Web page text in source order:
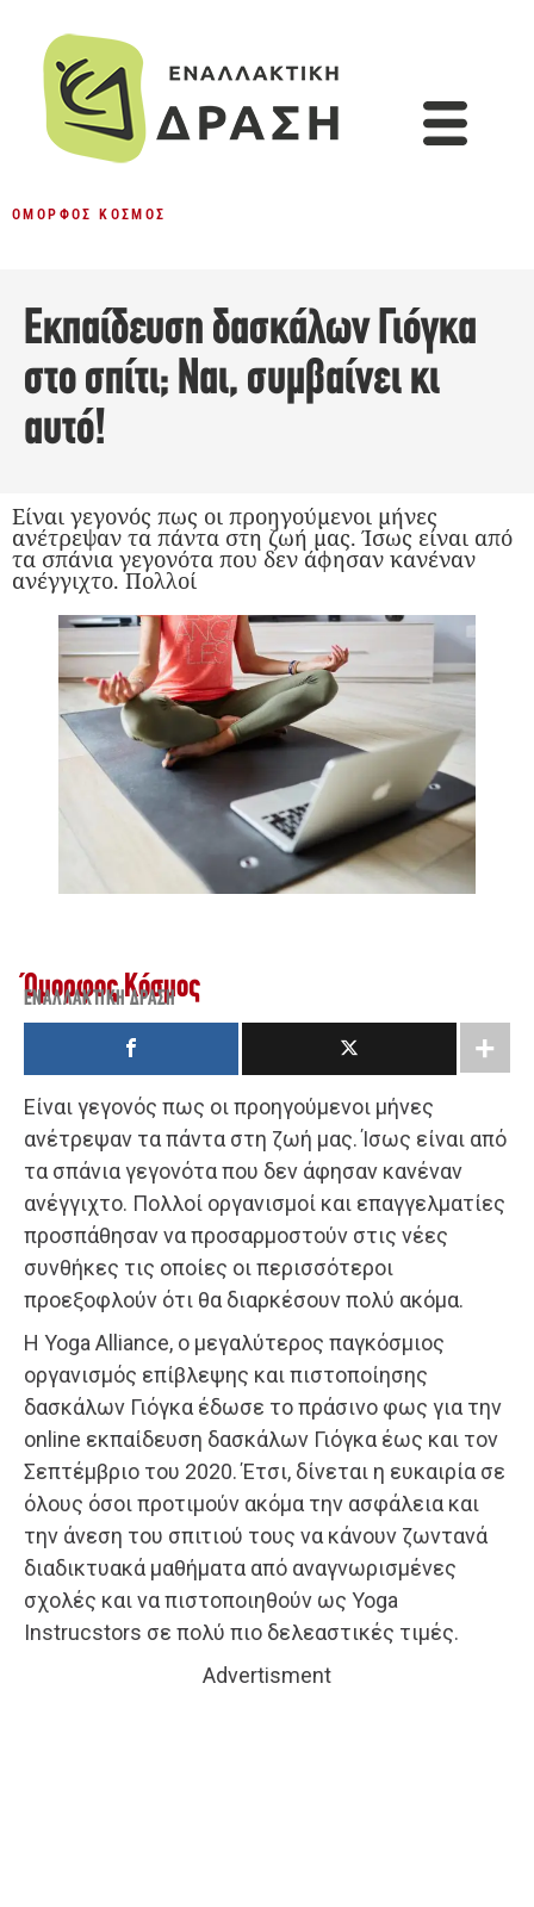
ΌΜΟΡΦΟΣ ΚΌΣΜΟΣ
Εκπαίδευση δασκάλων Γιόγκα
στο σπίτι; Ναι, συμβαίνει κι
αυτό!
Είναι γεγονός πως οι προηγούμενοι μήνες
ανέτρεψαν τα πάντα στη ζωή μας. Ίσως είναι από
τα σπάνια γεγονότα που δεν άφησαν κανέναν
ανέγγιχτο. Πολλοί
Όμορφος Κόσμος
ΕΝΑΛΛΑΚΤΙΚΉ ΔΡΆΣΗ
Είναι γεγονός πως οι προηγούμενοι μήνες
ανέτρεψαν τα πάντα στη ζωή μας. Ίσως είναι από
τα σπάνια γεγονότα που δεν άφησαν κανέναν
ανέγγιχτο. Πολλοί οργανισμοί και επαγγελματίες
προσπάθησαν να προσαρμοστούν στις νέες
συνθήκες τις οποίες οι περισσότεροι
προεξοφλούν ότι θα διαρκέσουν πολύ ακόμα.
H Yoga Alliance, ο μεγαλύτερος παγκόσμιος
οργανισμός επίβλεψης και πιστοποίησης
δασκάλων Γιόγκα έδωσε το πράσινο φως για την
online εκπαίδευση δασκάλων Γιόγκα έως και τον
Σεπτέμβριο του 2020. Έτσι, δίνεται η ευκαιρία σε
όλους όσοι προτιμούν ακόμα την ασφάλεια και
την άνεση του σπιτιού τους να κάνουν ζωντανά
διαδικτυακά μαθήματα από αναγνωρισμένες
σχολές και να πιστοποιηθούν ως Yoga
Instrucstors σε πολύ πιο δελεαστικές τιμές.
Advertisment